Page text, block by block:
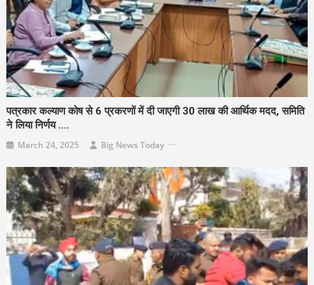
पत्रकार कल्याण कोष से 6 प्रकरणों में दी जाएगी 30 लाख की आर्थिक मदद, समिति
ने लिया निर्णय ….
March 24, 2025 Big News Today